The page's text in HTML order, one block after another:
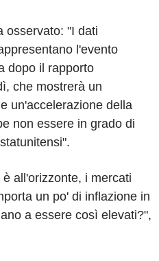
osservato: "I dati
l'evento
dopo il rapporto
che mostrerà un
un'accelerazione della
non essere in grado di
all'orizzonte, i mercati
un po' di inflazione in
a essere così elevati?",